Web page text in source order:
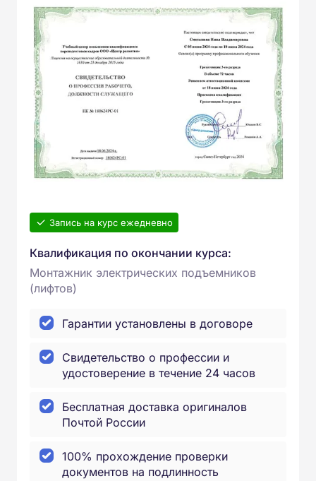
Запись на курс ежедневно
Квалификация по окончании курса:
Монтажник электрических подъемников
(лифтов)
Гарантии установлены в договоре
Свидетельство о профессии и
удостоверение в течение 24 часов
Бесплатная доставка оригиналов
Почтой России
100% прохождение проверки
документов на подлинность